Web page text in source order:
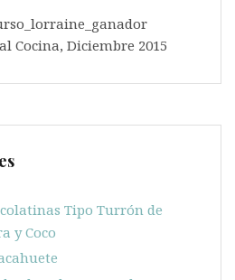
Tipo Turrón de
y Coco